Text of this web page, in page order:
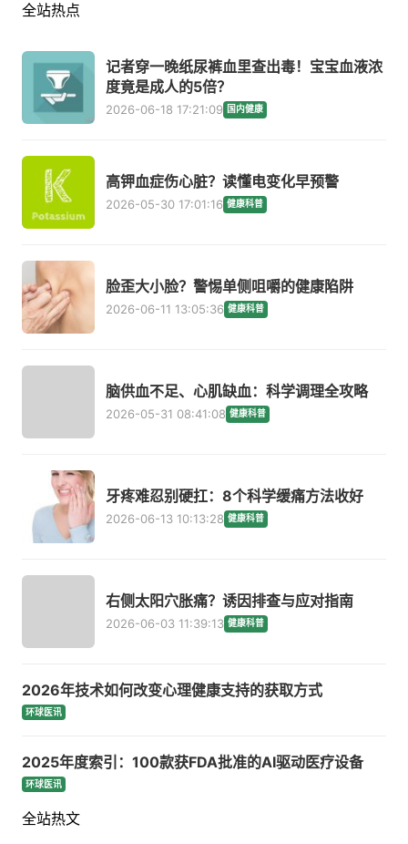
全站热点
记者穿一晚纸尿裤血里查出毒！宝宝血液浓
度竟是成人的5倍？
2026-06-18 17:21:09 国内健康
高钾血症伤心脏？读懂电变化早预警
2026-05-30 17:01:16 健康科普
脸歪大小脸？警惕单侧咀嚼的健康陷阱
2026-06-11 13:05:36 健康科普
脑供血不足、心肌缺血：科学调理全攻略
2026-05-31 08:41:08 健康科普
牙疼难忍别硬扛：8个科学缓痛方法收好
2026-06-13 10:13:28 健康科普
右侧太阳穴胀痛？诱因排查与应对指南
2026-06-03 11:39:13 健康科普
2026年技术如何改变心理健康支持的获取方式
环球医讯
2025年度索引：100款获FDA批准的AI驱动医疗设备
环球医讯
全站热文